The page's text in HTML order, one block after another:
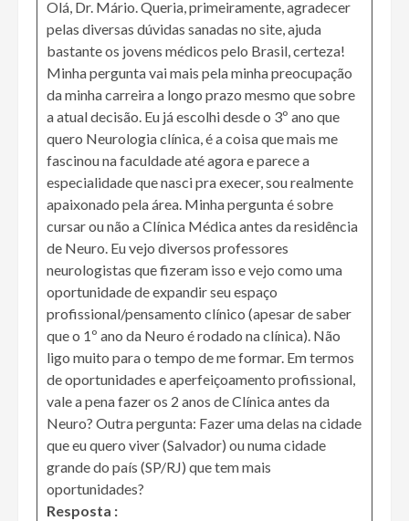
Olá, Dr. Mário. Queria, primeiramente, agradecer
pelas diversas dúvidas sanadas no site, ajuda
bastante os jovens médicos pelo Brasil, certeza!
Minha pergunta vai mais pela minha preocupação
da minha carreira a longo prazo mesmo que sobre
a atual decisão. Eu já escolhi desde o 3º ano que
quero Neurologia clínica, é a coisa que mais me
fascinou na faculdade até agora e parece a
especialidade que nasci pra execer, sou realmente
apaixonado pela área. Minha pergunta é sobre
cursar ou não a Clínica Médica antes da residência
de Neuro. Eu vejo diversos professores
neurologistas que fizeram isso e vejo como uma
oportunidade de expandir seu espaço
profissional/pensamento clínico (apesar de saber
que o 1º ano da Neuro é rodado na clínica). Não
ligo muito para o tempo de me formar. Em termos
de oportunidades e aperfeiçoamento profissional,
vale a pena fazer os 2 anos de Clínica antes da
Neuro? Outra pergunta: Fazer uma delas na cidade
que eu quero viver (Salvador) ou numa cidade
grande do país (SP/RJ) que tem mais
oportunidades?
Resposta :